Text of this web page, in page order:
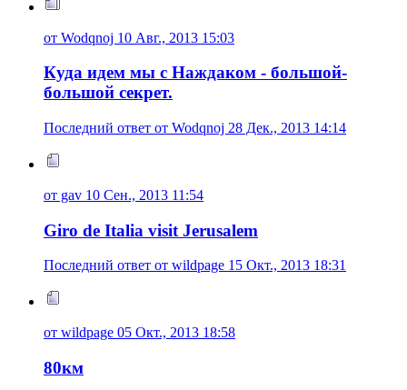
от Wodqnoj 10 Авг., 2013 15:03
Куда идем мы с Наждаком - большой-
большой секрет.
Последний ответ от Wodqnoj 28 Дек., 2013 14:14
от gav 10 Сен., 2013 11:54
Giro de Italia visit Jerusalem
Последний ответ от wildpage 15 Окт., 2013 18:31
от wildpage 05 Окт., 2013 18:58
80км